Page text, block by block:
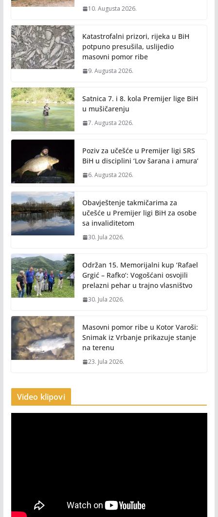
10. Augusta 2026.
Katastrofalni prizori, rijeka u BiH
potpuno presušila, uslijedio
masovni pomor ribe
9. Augusta 2026.
Satnica 7. i 8. kola Premijer lige BiH
u mušičarenju
7. Augusta 2026.
Poziv za učešće u Premijer ligi SRS
BiH u disciplini ‘Lov šarana i amura’
6. Augusta 2026.
Obavještenje takmičarima za
učešće u Premijer ligi BiH za osobe
sa invaliditetom
30. Jula 2026.
Održan 15. Memorijalni kup ‘Rafael
Grgić – Rafko’: Vogošćani osvojili
prelazni pehar u trajno vlasništvo
30. Jula 2026.
Masovni pomor ribe u Kotor Varoši:
Snimak iz Vrbanje prikazuje stanje
na terenu
23. Jula 2026.
Video klipovi